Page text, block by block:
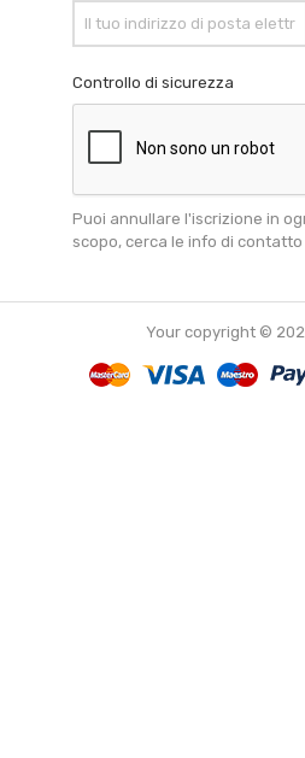
Controllo di sicurezza
Puoi annullare l'iscrizione in
scopo, cerca le info di contatto
Your copyright ©